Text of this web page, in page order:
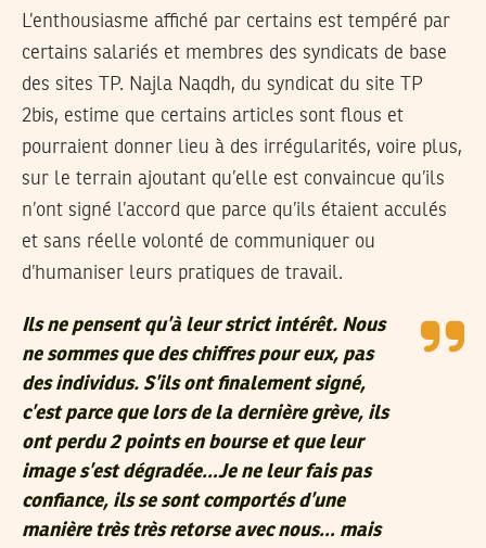
L’enthousiasme affiché par certains est tempéré par
certains salariés et membres des syndicats de base
des sites TP. Najla Naqdh, du syndicat du site TP
2bis, estime que certains articles sont flous et
pourraient donner lieu à des irrégularités, voire plus,
sur le terrain ajoutant qu’elle est convaincue qu’ils
n’ont signé l’accord que parce qu’ils étaient acculés
et sans réelle volonté de communiquer ou
d’humaniser leurs pratiques de travail.
Ils ne pensent qu’à leur strict intérêt. Nous
ne sommes que des chiffres pour eux, pas
des individus. S’ils ont finalement signé,
c’est parce que lors de la dernière grève, ils
ont perdu 2 points en bourse et que leur
image s’est dégradée…Je ne leur fais pas
confiance, ils se sont comportés d’une
manière très très retorse avec nous… mais